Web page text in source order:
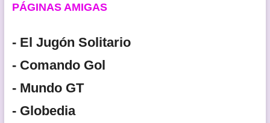
PÁGINAS AMIGAS
- El Jugón Solitario
- Comando Gol
- Mundo GT
- Globedia